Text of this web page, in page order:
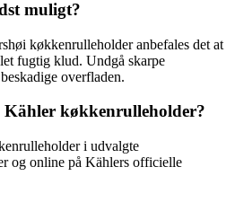
muligt?
køkkenrulleholder anbefales det at
fugtig klud. Undgå skarpe
overfladen.
køkkenrulleholder?
i udvalgte
og online på Kählers officielle